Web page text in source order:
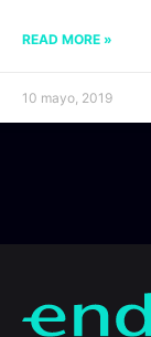
READ MORE »
10 mayo, 2019